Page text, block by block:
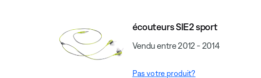
écouteurs SIE2 sport
Vendu entre 2012 - 2014
Pas votre produit?